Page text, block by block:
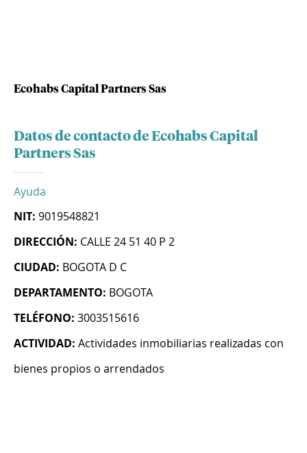
Ecohabs Capital Partners Sas
Datos de contacto de Ecohabs Capital
Partners Sas
Ayuda
NIT: 9019548821
DIRECCIÓN: CALLE 24 51 40 P 2
CIUDAD: BOGOTA D C
DEPARTAMENTO: BOGOTA
TELÉFONO: 3003515616
ACTIVIDAD: Actividades inmobiliarias realizadas con
bienes propios o arrendados